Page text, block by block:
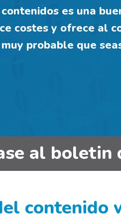
es una
costes y ofrece al
probable que
al boletin
contenido